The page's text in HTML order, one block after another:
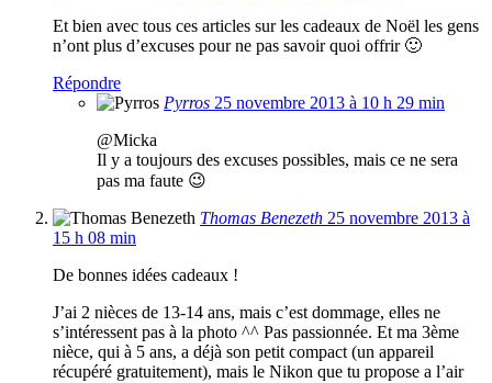
Et bien avec tous ces articles sur les cadeaux de Noël les gens
n’ont plus d’excuses pour ne pas savoir quoi offrir 🙂
Répondre
Pyrros 25 novembre 2013 à 10 h 29 min
@Micka
Il y a toujours des excuses possibles, mais ce ne sera
pas ma faute 😉
Thomas Benezeth 25 novembre 2013 à
15 h 08 min
De bonnes idées cadeaux !
J’ai 2 nièces de 13-14 ans, mais c’est dommage, elles ne
s’intéressent pas à la photo ^^ Pas passionnée. Et ma 3ème
nièce, qui à 5 ans, a déjà son petit compact (un appareil
récupéré gratuitement), mais le Nikon que tu propose a l’air